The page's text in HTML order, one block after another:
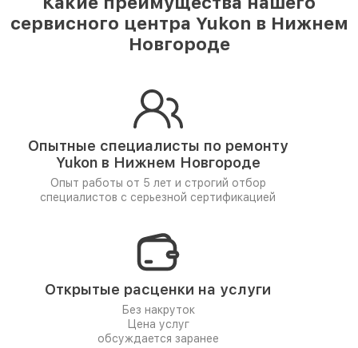
сервисного центра Yukon в Нижнем
Новгороде
Опытные специалисты по ремонту
Yukon в Нижнем Новгороде
Опыт работы от 5 лет и строгий отбор
специалистов с серьезной сертификацией
Открытые расценки на услуги
Без накруток
Цена услуг
обсуждается заранее